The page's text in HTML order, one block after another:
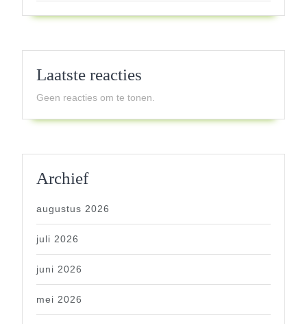
Laatste reacties
Geen reacties om te tonen.
Archief
augustus 2026
juli 2026
juni 2026
mei 2026